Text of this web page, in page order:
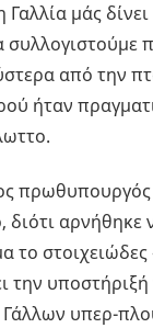
Γαλλία μάς
συλλογιστούμε
από την
ήταν
πρωθυπουργός
αρνήθηκε
το
την υποστήριξή
υπερ-